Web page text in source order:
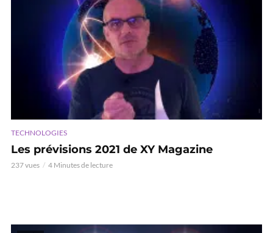
TECHNOLOGIES
Les prévisions 2021 de XY Magazine
237 vues 4 Minutes de lecture